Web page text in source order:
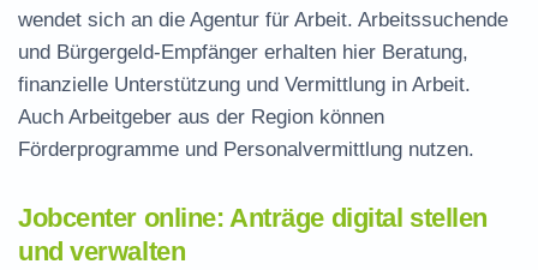
wendet sich an die Agentur für Arbeit. Arbeitssuchende
und Bürgergeld-Empfänger erhalten hier Beratung,
finanzielle Unterstützung und Vermittlung in Arbeit.
Auch Arbeitgeber aus der Region können
Förderprogramme und Personalvermittlung nutzen.
Jobcenter online: Anträge digital stellen
und verwalten